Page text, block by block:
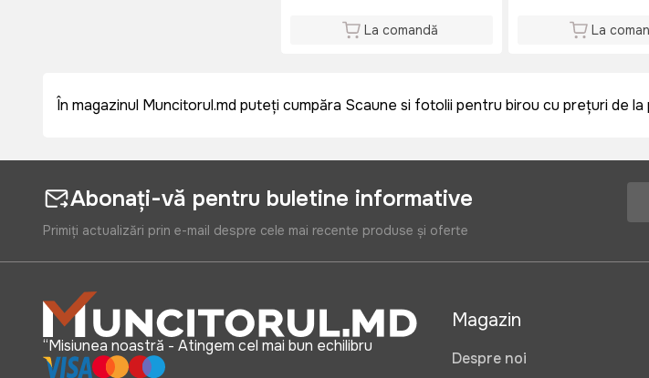
La comandă La
În magazinul Muncitorul.md puteți cumpăra Scaune si fotolii pentru birou cu prețuri de
Abonați-vă pentru buletine informative
Primiți actualizări prin e-mail despre cele mai recente produse și oferte
“Misiunea noastră - Atingem cel mai bun echilibru
Magazin
Despre noi